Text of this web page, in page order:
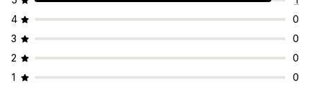
4
0
3
0
2
0
1
0